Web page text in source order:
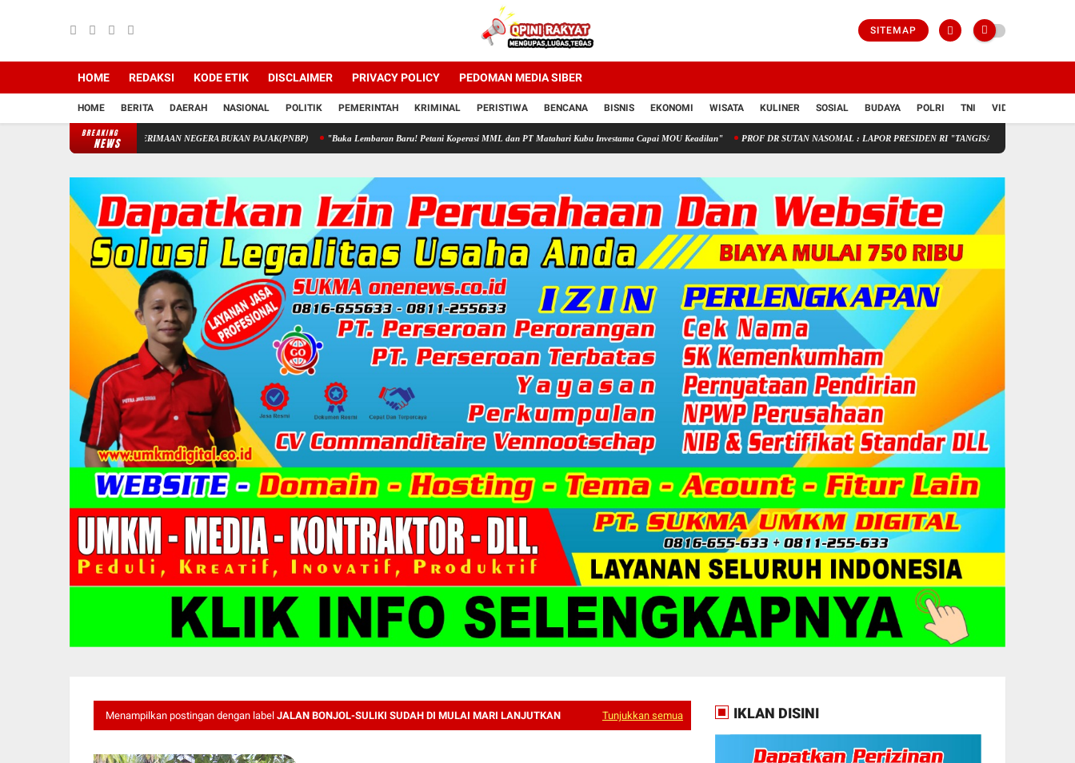
SITEMAP
HOME REDAKSI KODE ETIK DISCLAIMER PRIVACY POLICY PEDOMAN MEDIA SIBER
HOME BERITA DAERAH NASIONAL POLITIK PEMERINTAH KRIMINAL PERISTIWA BENCANA BISNIS EKONOMI WISATA KULINER SOSIAL BUDAYA POLRI TNI VIDIO
BREAKING
NEWS
MELALUI PENERIMAAN NEGERA BUKAN PAJAK(PNBP) "Buka Lembaran Baru! Petani Koperasi MML dan PT Matahari Kubu Investama Capai MOU Keadilan" PROF DR SUTAN NASOMAL : LAPOR PRESIDEN RI "TANGISAN PEDAGANG KECIL SEPI
Menampilkan postingan dengan label JALAN BONJOL-SULIKI SUDAH DI MULAI MARI LANJUTKAN Tunjukkan semua IKLAN DISINI